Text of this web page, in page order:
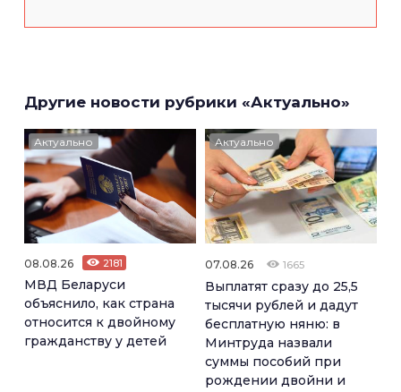
Другие новости рубрики «Актуально»
Актуально
08.08.26 2181
МВД Беларуси
объяснило, как страна
относится к двойному
гражданству у детей
Актуально
07.08.26 1665
Выплатят сразу до 25,5
тысячи рублей и дадут
бесплатную няню: в
Минтруда назвали
суммы пособий при
рождении двойни и